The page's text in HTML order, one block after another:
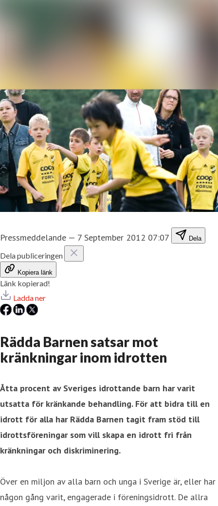
Pressmeddelande — 7 September 2012 07:07 Dela
Dela publiceringen
Kopiera länk
Länk kopierad!
Ladda ner
Rädda Barnen satsar mot
kränkningar inom idrotten
Åtta procent av Sveriges idrottande barn har varit
utsatta för kränkande behandling. För att bidra till en
idrott för alla har Rädda Barnen tagit fram stöd till
idrottsföreningar som vill skapa en idrott fri från
kränkningar och diskriminering.
Över en miljon av alla barn och unga i Sverige är, eller har
någon gång varit, engagerade i föreningsidrott. De allra